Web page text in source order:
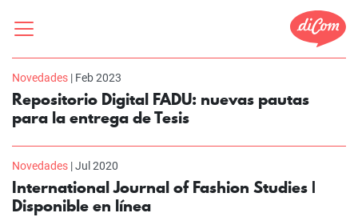
Novedades | Feb 2023
Repositorio Digital FADU: nuevas pautas
para la entrega de Tesis
Novedades | Jul 2020
International Journal of Fashion Studies |
Disponible en línea